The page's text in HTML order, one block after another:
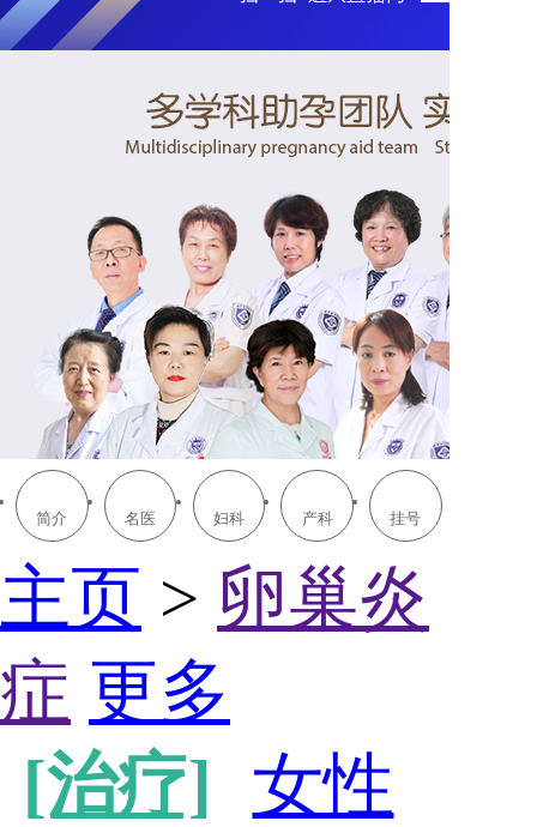
简介 名医 妇科 产科 挂号
主页 > 卵巢炎
症 更多
[治疗] 女性